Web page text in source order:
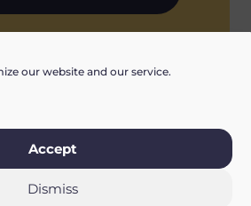
our website and our service.
Accept
Dismiss